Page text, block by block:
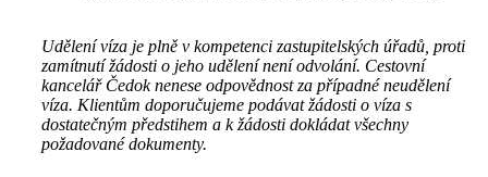
Udělení víza je plně v kompetenci zastupitelských úřadů, proti
zamítnutí žádosti o jeho udělení není odvolání. Cestovní
kancelář Čedok nenese odpovědnost za případné neudělení
víza. Klientům doporučujeme podávat žádosti o víza s
dostatečným předstihem a k žádosti dokládat všechny
požadované dokumenty.